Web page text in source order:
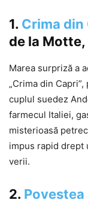
1. Crima din
de la
Marea surpriză a
„Crima din
cuplul suedez
farmecul Italiei,
misterioasă
impus rapid drept
verii.
2.